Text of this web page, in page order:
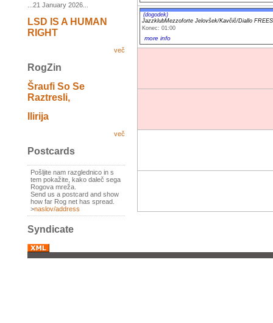
...21 January 2026...
LSD IS A HUMAN
RIGHT
več
RogZin
Šraufi So Se
Raztresli,
Ilirija
več
Postcards
Pošljite nam razglednico in s
tem pokažite, kako daleč sega
Rogova mreža.
Send us a postcard and show
how far Rog net has spread.
>naslov/address
Syndicate
(dogodek)
JazzklubMezzoforte Jelovšek/Kavčič/Diallo
Konec: 01:00
more info